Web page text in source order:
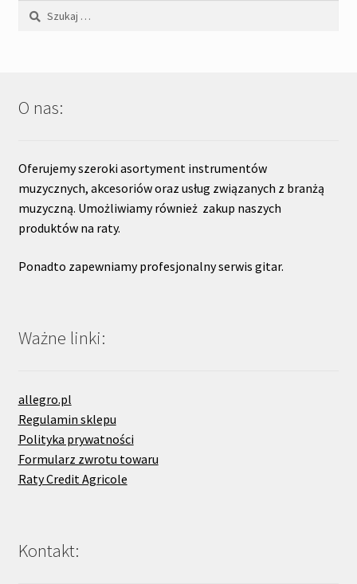
Szukaj:
O nas:
Oferujemy szeroki asortyment instrumentów
muzycznych, akcesoriów oraz usług związanych z branżą
muzyczną. Umożliwiamy również zakup naszych
produktów na raty.
Ponadto zapewniamy profesjonalny serwis gitar.
Ważne linki:
allegro.pl
Regulamin sklepu
Polityka prywatności
Formularz zwrotu towaru
Raty Credit Agricole
Kontakt: